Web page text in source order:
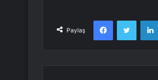
Paylaş
FacebookTwitter